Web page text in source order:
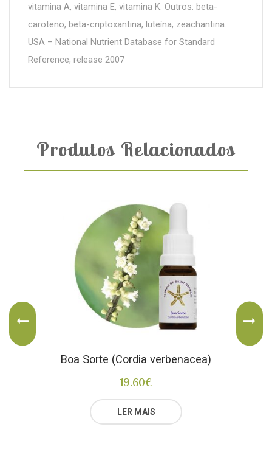
vitamina A, vitamina E, vitamina K. Outros: beta-
caroteno, beta-criptoxantina, luteína, zeachantina.
USA – National Nutrient Database for Standard
Reference, release 2007
Produtos Relacionados
Boa Sorte (Cordia verbenacea)
19.60€
LER MAIS